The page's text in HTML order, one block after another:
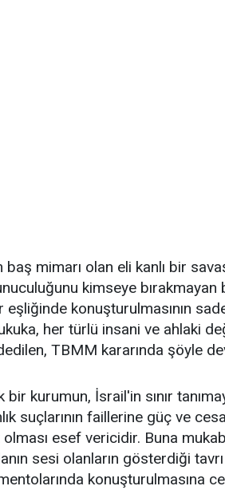
baş mimarı olan eli kanlı bir
kimseye
konuşturulmasının
her türlü insani ve ahlaki
TBMM kararında şöyle
kurumun, İsrail'in sınır
suçlarının faillerine güç ve
esef vericidir. Buna
sesi olanların gösterdiği
konuşturulmasına